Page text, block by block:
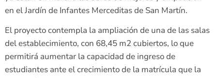
en el Jardín de Infantes Merceditas de San Martín.
El proyecto contempla la ampliación de una de las salas
del establecimiento, con 68,45 m2 cubiertos, lo que
permitirá aumentar la capacidad de ingreso de
estudiantes ante el crecimiento de la matrícula que la